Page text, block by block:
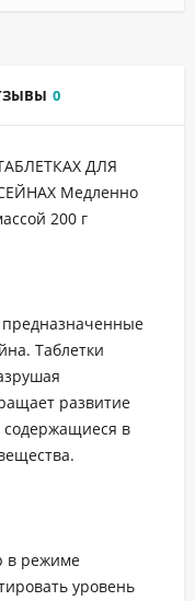
0
ДЛЯ
Медленно
200 г
Таблетки
развитие
содержащиеся в
в режиме
уровень